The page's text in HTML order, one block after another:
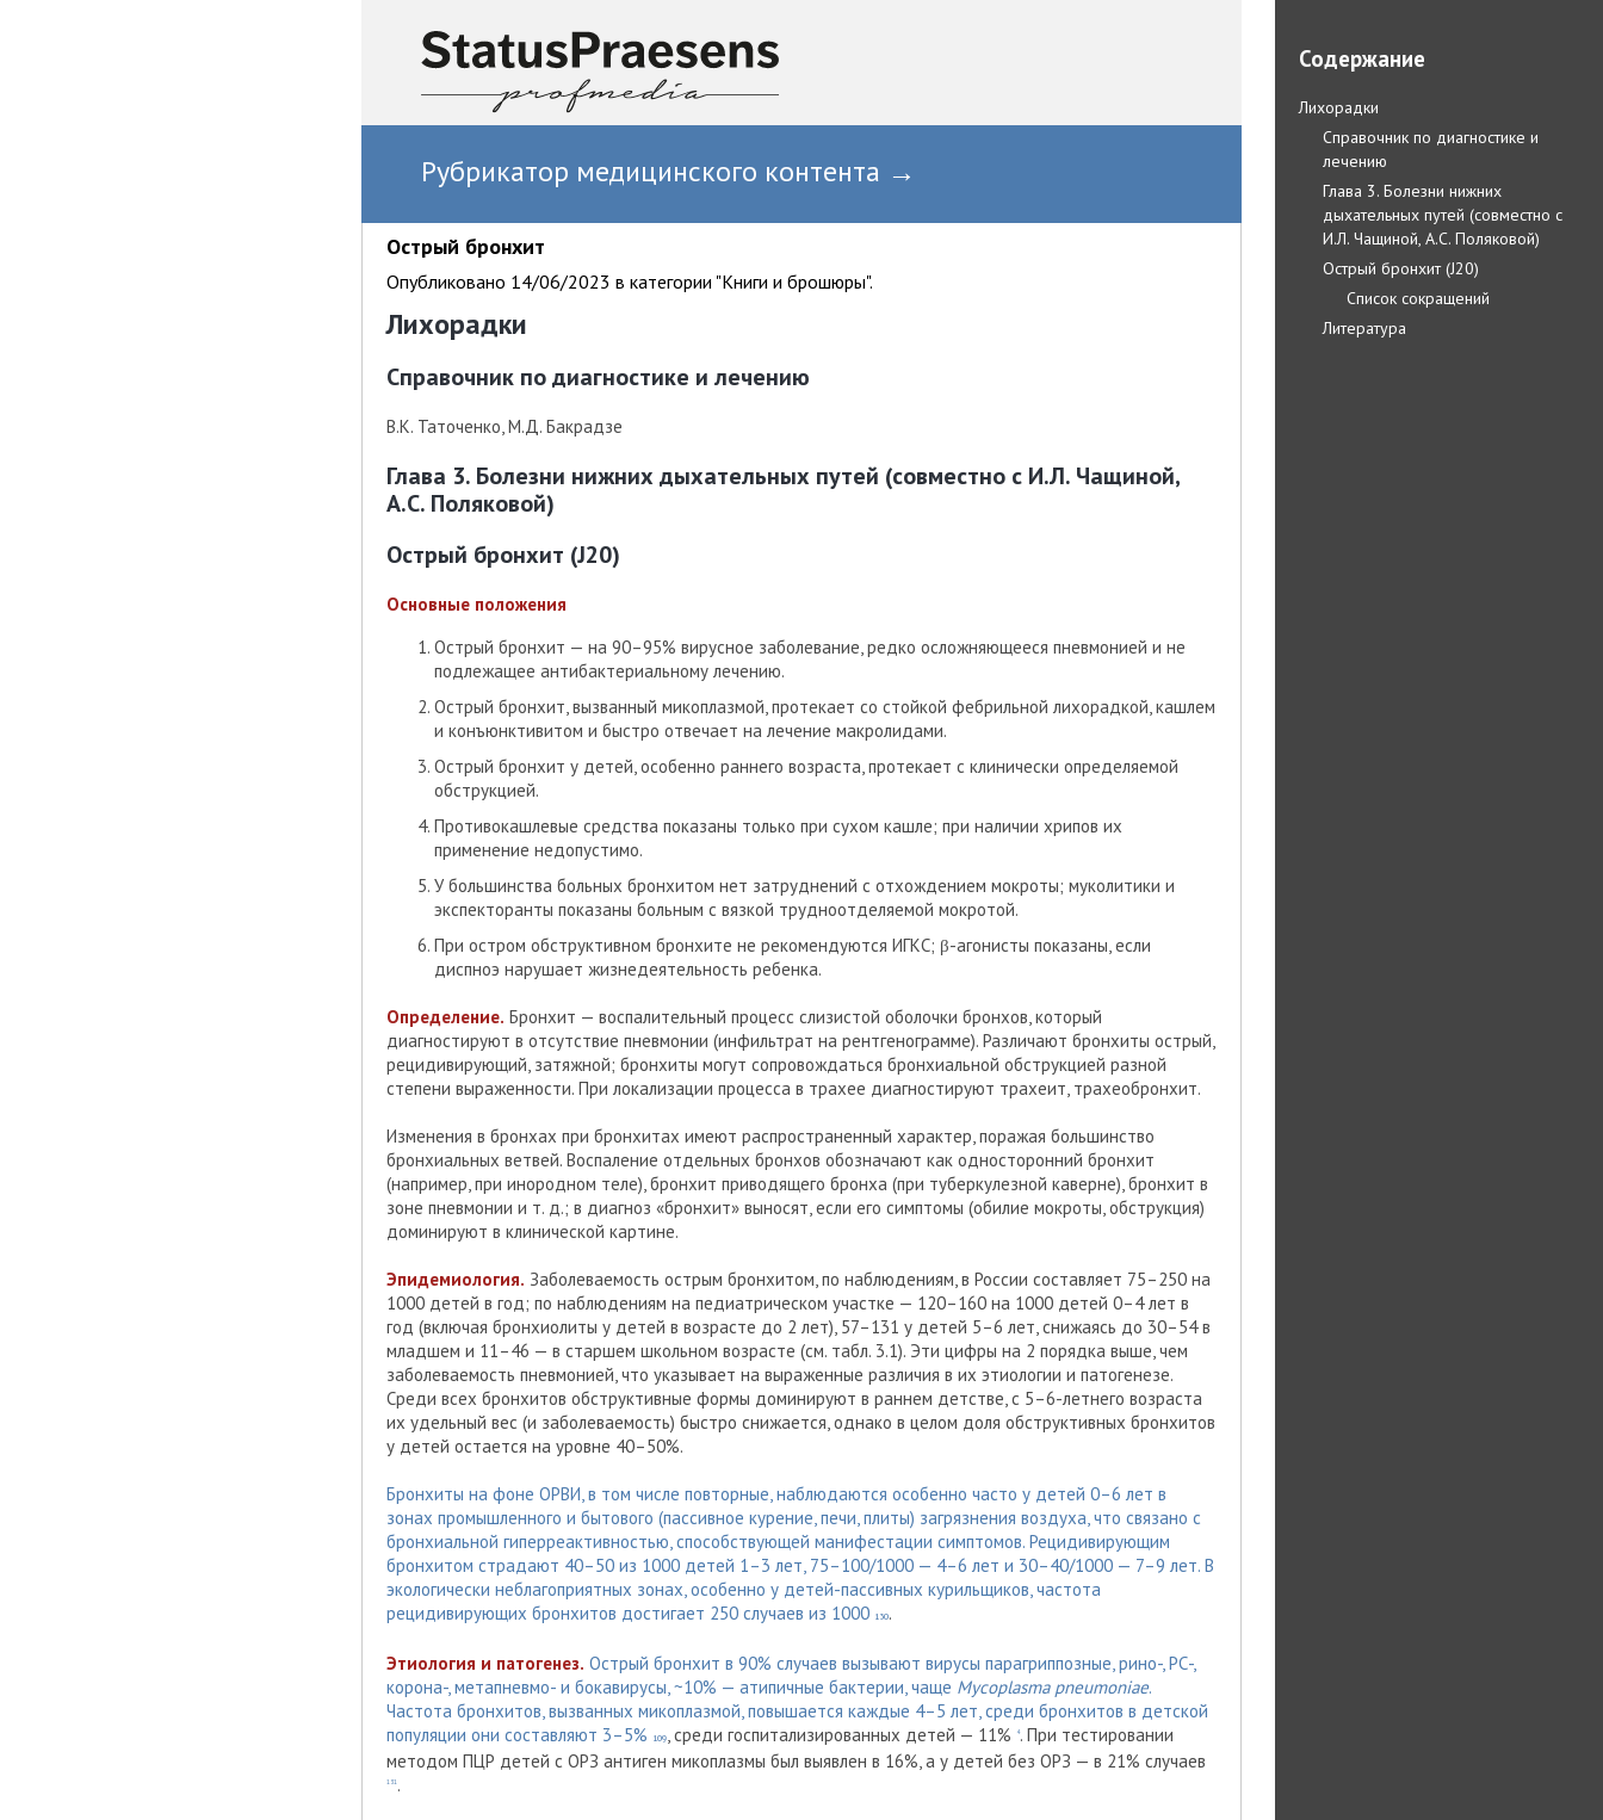
Рубрикатор медицинского контента →
Острый бронхит
Опубликовано 14/06/2023 в категории "Книги и брошюры".
Содержание
Лихорадки
Справочник по диагностике и
лечению
Глава 3. Болезни нижних
дыхательных путей (совместно с
И.Л. Чащиной, А.С. Поляковой)
Острый бронхит (J20)
Список сокращений
Литература
Лихорадки
Справочник по диагностике и лечению
В.К. Таточенко, М.Д. Бакрадзе
Глава 3. Болезни нижних дыхательных путей (совместно с И.Л. Чащиной,
А.С. Поляковой)
Острый бронхит (J20)
Основные положения
Острый бронхит — на 90–95% вирусное заболевание, редко осложняющееся пневмонией и не
подлежащее антибактериальному лечению.
Острый бронхит, вызванный микоплазмой, протекает со стойкой фебрильной лихорадкой, кашлем
и конъюнктивитом и быстро отвечает на лечение макролидами.
Острый бронхит у детей, особенно раннего возраста, протекает с клинически определяемой
обструкцией.
Противокашлевые средства показаны только при сухом кашле; при наличии хрипов их
применение недопустимо.
У большинства больных бронхитом нет затруднений с отхождением мокроты; муколитики и
экспекторанты показаны больным с вязкой трудноотделяемой мокротой.
При остром обструктивном бронхите не рекомендуются ИГКС; β-агонисты показаны, если
диспноэ нарушает жизнедеятельность ребенка.
Определение. Бронхит — воспалительный процесс слизистой оболочки бронхов, который
диагностируют в отсутствие пневмонии (инфильтрат на рентгенограмме). Различают бронхиты острый,
рецидивирующий, затяжной; бронхиты могут сопровождаться бронхиальной обструкцией разной
степени выраженности. При локализации процесса в трахее диагностируют трахеит, трахеобронхит.
Изменения в бронхах при бронхитах имеют распространенный характер, поражая большинство
бронхиальных ветвей. Воспаление отдельных бронхов обозначают как односторонний бронхит
(например, при инородном теле), бронхит приводящего бронха (при туберкулезной каверне), бронхит в
зоне пневмонии и т. д.; в диагноз «бронхит» выносят, если его симптомы (обилие мокроты, обструкция)
доминируют в клинической картине.
Эпидемиология. Заболеваемость острым бронхитом, по наблюдениям, в России составляет 75–250 на
1000 детей в год; по наблюдениям на педиатрическом участке — 120–160 на 1000 детей 0–4 лет в
год (включая бронхиолиты у детей в возрасте до 2 лет), 57–131 у детей 5–6 лет, снижаясь до 30–54 в
младшем и 11–46 — в старшем школьном возрасте (см. табл. 3.1). Эти цифры на 2 порядка выше, чем
заболеваемость пневмонией, что указывает на выраженные различия в их этиологии и патогенезе.
Среди всех бронхитов обструктивные формы доминируют в раннем детстве, с 5–6-летнего возраста
их удельный вес (и заболеваемость) быстро снижается, однако в целом доля обструктивных бронхитов
у детей остается на уровне 40–50%.
Бронхиты на фоне ОРВИ, в том числе повторные, наблюдаются особенно часто у детей 0–6 лет в
зонах промышленного и бытового (пассивное курение, печи, плиты) загрязнения воздуха, что связано с
бронхиальной гиперреактивностью, способствующей манифестации симптомов. Рецидивирующим
бронхитом страдают 40–50 из 1000 детей 1–3 лет, 75–100/1000 — 4–6 лет и 30–40/1000 — 7–9 лет. В
экологически неблагоприятных зонах, особенно у детей-пассивных курильщиков, частота
рецидивирующих бронхитов достигает 250 случаев из 1000 130.
Этиология и патогенез. Острый бронхит в 90% случаев вызывают вирусы парагриппозные, рино-, РС-,
корона-, метапневмо- и бокавирусы, ~10% — атипичные бактерии, чаще Mycoplasma pneumoniae.
Частота бронхитов, вызванных микоплазмой, повышается каждые 4–5 лет, среди бронхитов в детской
популяции они составляют 3–5% 109, среди госпитализированных детей — 11% 4. При тестировании
методом ПЦР детей с ОРЗ антиген микоплазмы был выявлен в 16%, а у детей без ОРЗ — в 21% случаев
131.